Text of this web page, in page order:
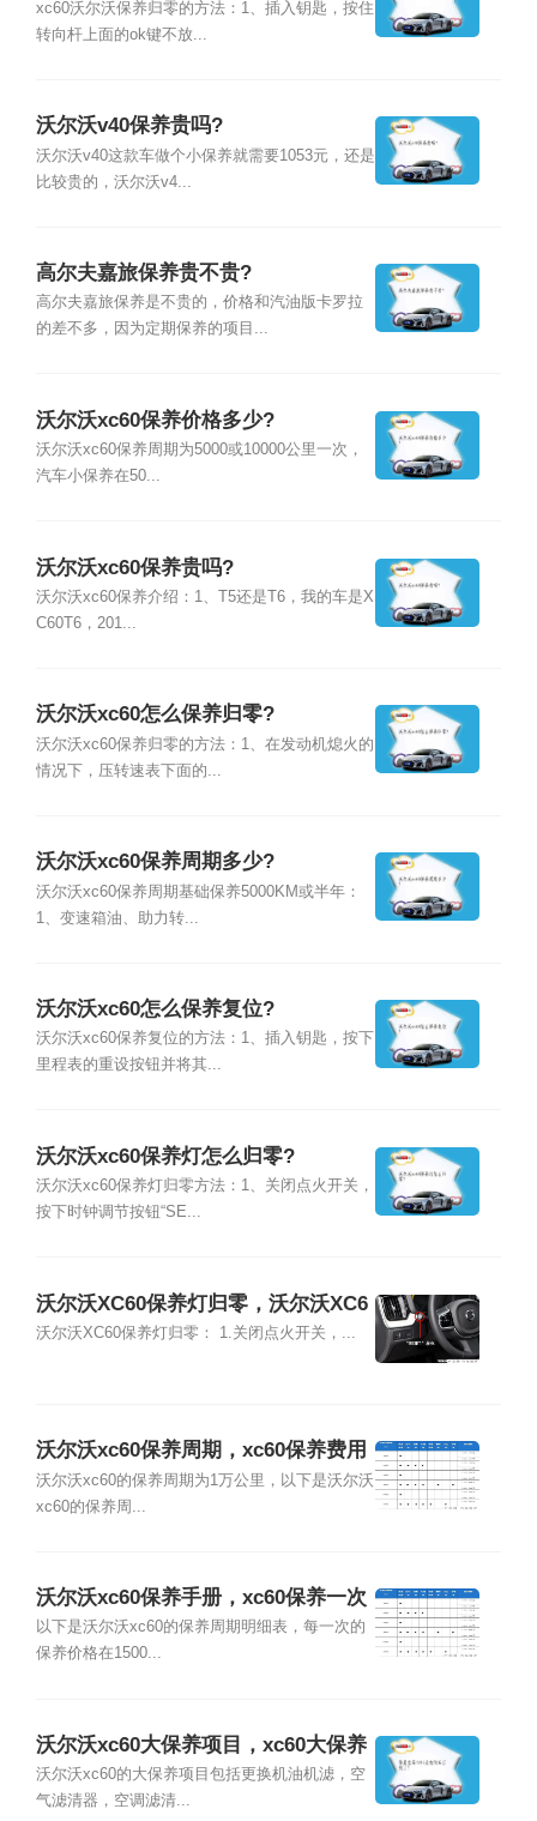
xc60沃尔沃保养归零的方法：1、插入钥匙，按住
转向杆上面的ok键不放...
沃尔沃v40保养贵吗?
沃尔沃v40这款车做个小保养就需要1053元，还是
比较贵的，沃尔沃v4...
高尔夫嘉旅保养贵不贵?
高尔夫嘉旅保养是不贵的，价格和汽油版卡罗拉
的差不多，因为定期保养的项目...
沃尔沃xc60保养价格多少?
沃尔沃xc60保养周期为5000或10000公里一次，
汽车小保养在50...
沃尔沃xc60保养贵吗?
沃尔沃xc60保养介绍：1、T5还是T6，我的车是X
C60T6，201...
沃尔沃xc60怎么保养归零?
沃尔沃xc60保养归零的方法：1、在发动机熄火的
情况下，压转速表下面的...
沃尔沃xc60保养周期多少?
沃尔沃xc60保养周期基础保养5000KM或半年：
1、变速箱油、助力转...
沃尔沃xc60怎么保养复位?
沃尔沃xc60保养复位的方法：1、插入钥匙，按下
里程表的重设按钮并将其...
沃尔沃xc60保养灯怎么归零?
沃尔沃xc60保养灯归零方法：1、关闭点火开关，
按下时钟调节按钮“SE...
沃尔沃XC60保养灯归零，沃尔沃XC6
0保养灯怎么复位
沃尔沃XC60保养灯归零： 1.关闭点火开关，...
沃尔沃xc60保养周期，xc60保养费用
明细表
沃尔沃xc60的保养周期为1万公里，以下是沃尔沃
xc60的保养周...
沃尔沃xc60保养手册，xc60保养一次
多少钱
以下是沃尔沃xc60的保养周期明细表，每一次的
保养价格在1500...
沃尔沃xc60大保养项目，xc60大保养
多少钱
沃尔沃xc60的大保养项目包括更换机油机滤，空
气滤清器，空调滤清...